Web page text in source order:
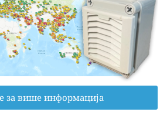
за више информација